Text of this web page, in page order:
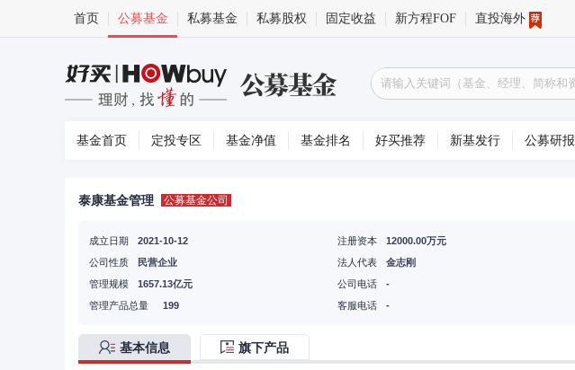
首页 公募基金 私募基金 私募股权 固定收益 新方程FOF 直投海外
基金首页 定投专区 基金净值 基金排名 好买推荐 新基发行 公募研报
泰康基金管理 公募基金公司
成立日期
2021-10-12
公司性质
民营企业
注册资本
12000.00万元
法人代表
金志刚
管理规模
1657.13亿元
管理产品总量
199
公司电话
-
客服电话
-
基本信息 旗下产品